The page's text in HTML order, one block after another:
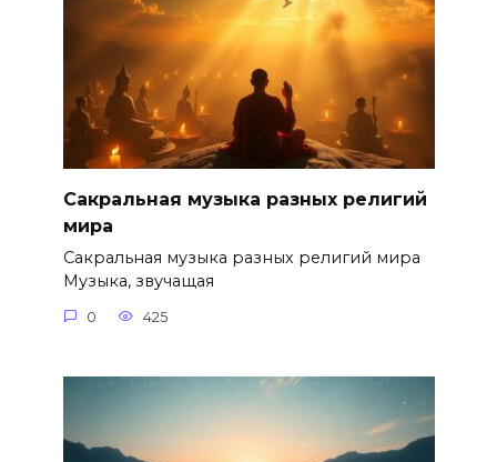
Сакральная музыка разных религий
мира
Сакральная музыка разных религий мира
Музыка, звучащая
0 425